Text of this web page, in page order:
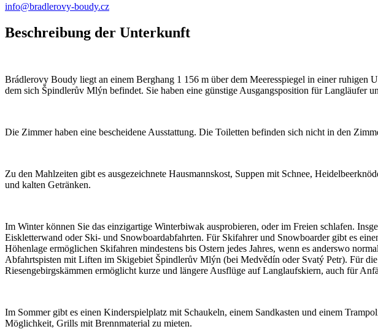
info@bradlerovy-boudy.cz
Beschreibung der Unterkunft
Brádlerovy Boudy liegt an einem Berghang 1 156 m über dem Meeresspiegel in einer ruhigen
dem sich Špindlerův Mlýn befindet. Sie haben eine günstige Ausgangsposition für Langläufer
Die Zimmer haben eine bescheidene Ausstattung. Die Toiletten befinden sich nicht in den
Zu den Mahlzeiten gibt es ausgezeichnete Hausmannskost, Suppen mit Schnee,
und kalten Getränken.
Im Winter können Sie das einzigartige Winterbiwak ausprobieren, oder im Freien schlafen.
Eiskletterwand oder Ski- und Snowboardabfahrten. Für Skifahrer und Snowboarder gibt es
Höhenlage ermöglichen Skifahren mindestens bis Ostern jedes Jahres, wenn es anderswo
Abfahrtspisten mit Liften im Skigebiet Špindlerův Mlýn (bei Medvědín oder Svatý Petr). Für
Riesengebirgskämmen ermöglicht kurze und längere Ausflüge auf Langlaufskiern, auch für
Im Sommer gibt es einen Kinderspielplatz mit Schaukeln, einem Sandkasten und einem
Möglichkeit, Grills mit Brennmaterial zu mieten.